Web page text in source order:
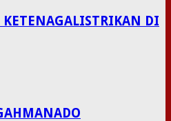
KETENAGALISTRIKAN DI